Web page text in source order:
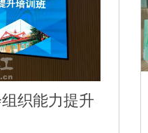
织能力提升